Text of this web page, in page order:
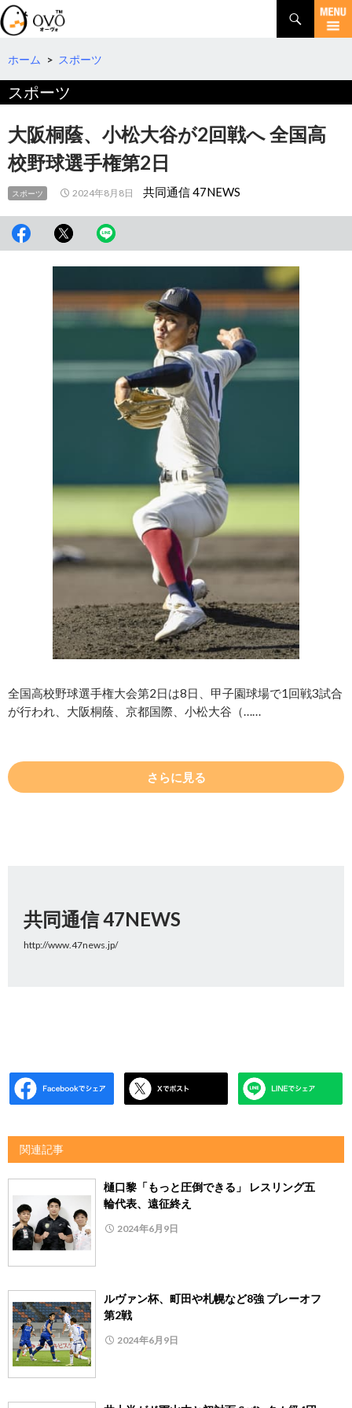
検
索
コ
テ
へ
動
ホーム > スポーツ
スポーツ
大阪桐蔭、小松大谷が2回戦へ 全国高
校野球選手権第2日
スポーツ 2024年8月8日 共同通信 47NEWS
全国高校野球選手権大会第2日は8日、甲子園球場で1回戦3試合
が行われ、大阪桐蔭、京都国際、小松大谷（……
さらに見る
共同通信 47NEWS
http://www.47news.jp/
関連記事
樋口黎「もっと圧倒できる」 レスリング五
輪代表、遠征終え
2024年6月9日
ルヴァン杯、町田や札幌など8強 プレーオフ
第2戦
2024年6月9日